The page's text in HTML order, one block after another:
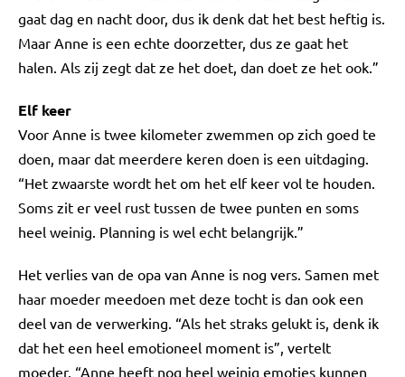
gaat dag en nacht door, dus ik denk dat het best heftig is.
Maar Anne is een echte doorzetter, dus ze gaat het
halen. Als zij zegt dat ze het doet, dan doet ze het ook.”
Elf keer
Voor Anne is twee kilometer zwemmen op zich goed te
doen, maar dat meerdere keren doen is een uitdaging.
“Het zwaarste wordt het om het elf keer vol te houden.
Soms zit er veel rust tussen de twee punten en soms
heel weinig. Planning is wel echt belangrijk.”
Het verlies van de opa van Anne is nog vers. Samen met
haar moeder meedoen met deze tocht is dan ook een
deel van de verwerking. “Als het straks gelukt is, denk ik
dat het een heel emotioneel moment is”, vertelt
moeder. “Anne heeft nog heel weinig emoties kunnen